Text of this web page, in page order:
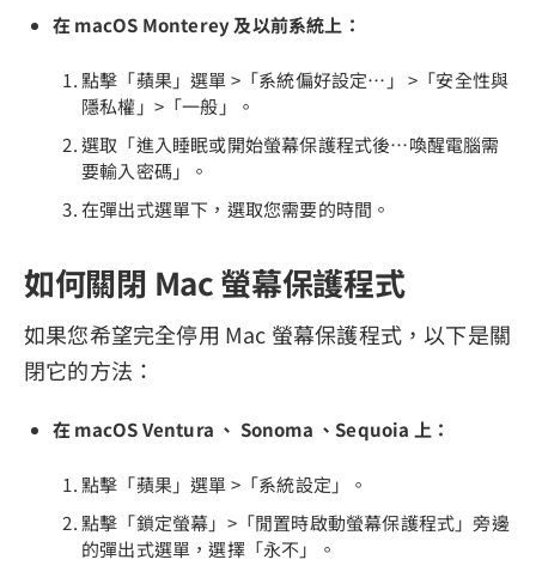
在 macOS Monterey 及以前系統上：
點擊「蘋果」選單 >「系統偏好設定⋯」 >「安全性與
隱私權」>「一般」。
選取「進入睡眠或開始螢幕保護程式後⋯喚醒電腦需
要輸入密碼」。
在彈出式選單下，選取您需要的時間。
如何關閉 Mac 螢幕保護程式
如果您希望完全停用 Mac 螢幕保護程式，以下是關
閉它的方法：
在 macOS Ventura 、 Sonoma 、Sequoia 上：
點擊「蘋果」選單 >「系統設定」。
點擊「鎖定螢幕」>「閒置時啟動螢幕保護程式」旁邊
的彈出式選單，選擇「永不」。